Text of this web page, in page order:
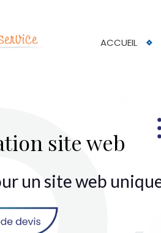
ACCUEIL
un site web
site web